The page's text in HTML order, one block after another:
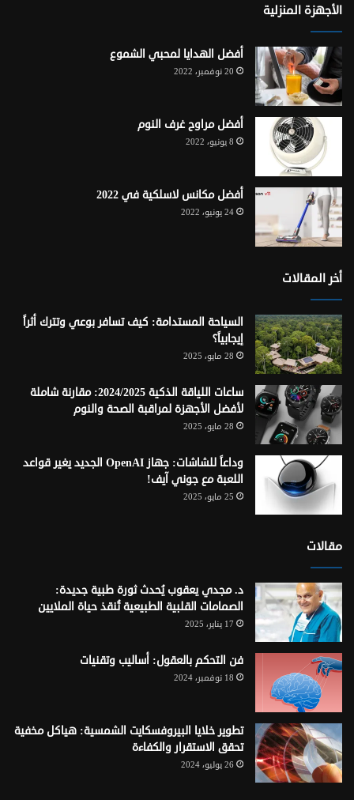
الأجهزة المنزلية
أفضل الهدايا لمحبي الشموع
20 نوفمبر، 2022
أفضل مراوح غرف النوم
8 يونيو، 2022
أفضل مكانس لاسلكية في 2022
24 يونيو، 2022
أخر المقالات
السياحة المستدامة: كيف تسافر بوعي وتترك أثراً
إيجابياً؟
28 مايو، 2025
ساعات اللياقة الذكية 2024/2025: مقارنة شاملة
لأفضل الأجهزة لمراقبة الصحة والنوم
28 مايو، 2025
وداعاً للشاشات: جهاز OpenAI الجديد يغير قواعد
اللعبة مع جوني آيف!
25 مايو، 2025
مقالات
د. مجدي يعقوب يُحدث ثورة طبية جديدة:
الصمامات القلبية الطبيعية تُنقذ حياة الملايين
17 يناير، 2025
فن التحكم بالعقول: أساليب وتقنيات
18 نوفمبر، 2024
تطوير خلايا البيروفسكايت الشمسية: هياكل مخفية
تحقق الاستقرار والكفاءة
26 يوليو، 2024